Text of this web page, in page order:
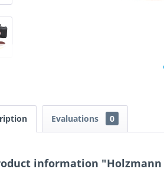
Evaluations 0
information "Holzmann